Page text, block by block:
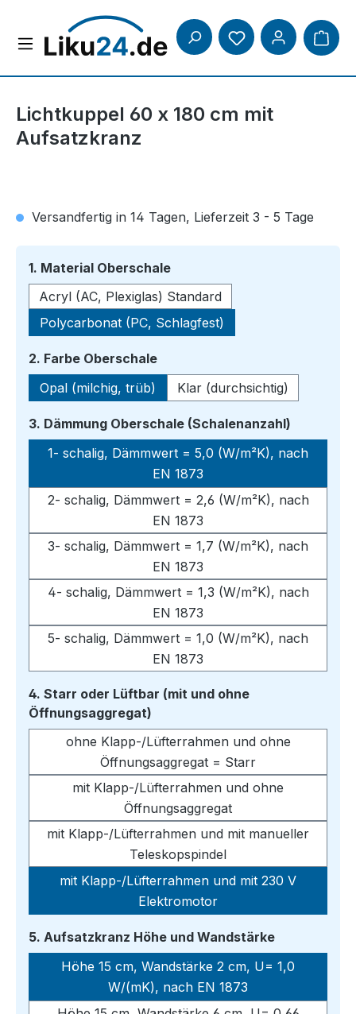
Zum Hauptinhalt springen
Lichtkuppel 60 x 180 cm mit
Aufsatzkranz
Versandfertig in 14 Tagen, Lieferzeit 3 - 5 Tage
1. Material Oberschaleauswählen
Acryl (AC, Plexiglas) Standard
Polycarbonat (PC, Schlagfest)
2. Farbe Oberschaleauswählen
Opal (milchig, trüb)
Klar (durchsichtig)
3. Dämmung Oberschale (Schalenanzahl)
1- schalig, Dämmwert = 5,0 (W/m²K), nach
EN 1873
2- schalig, Dämmwert = 2,6 (W/m²K), nach
EN 1873
3- schalig, Dämmwert = 1,7 (W/m²K), nach
EN 1873
4- schalig, Dämmwert = 1,3 (W/m²K), nach
EN 1873
5- schalig, Dämmwert = 1,0 (W/m²K), nach
EN 1873
4. Starr oder Lüftbar (mit und ohne
Öffnungsaggregat)
ohne Klapp-/Lüfterrahmen und ohne
Öffnungsaggregat = Starr
mit Klapp-/Lüfterrahmen und ohne
Öffnungsaggregat
mit Klapp-/Lüfterrahmen und mit manueller
Teleskopspindel
mit Klapp-/Lüfterrahmen und mit 230 V
Elektromotor
5. Aufsatzkranz Höhe und Wandstärkeauswählen
Höhe 15 cm, Wandstärke 2 cm, U= 1,0
W/(mK), nach EN 1873